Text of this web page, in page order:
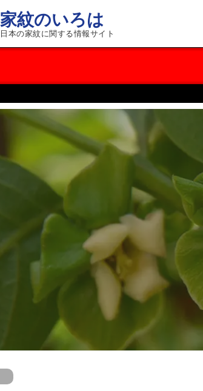
家紋のいろは
日本の家紋に関する情報サイト